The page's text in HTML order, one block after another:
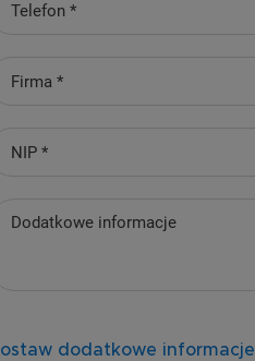
dodatkowe informacje